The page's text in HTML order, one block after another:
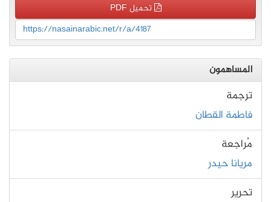
تحميل PDF
https://nasainarabic.net/r/a/4187
المساهمون
ترجمة
فاطمة القطان
مُراجعة
مريانا حيدر
تحرير